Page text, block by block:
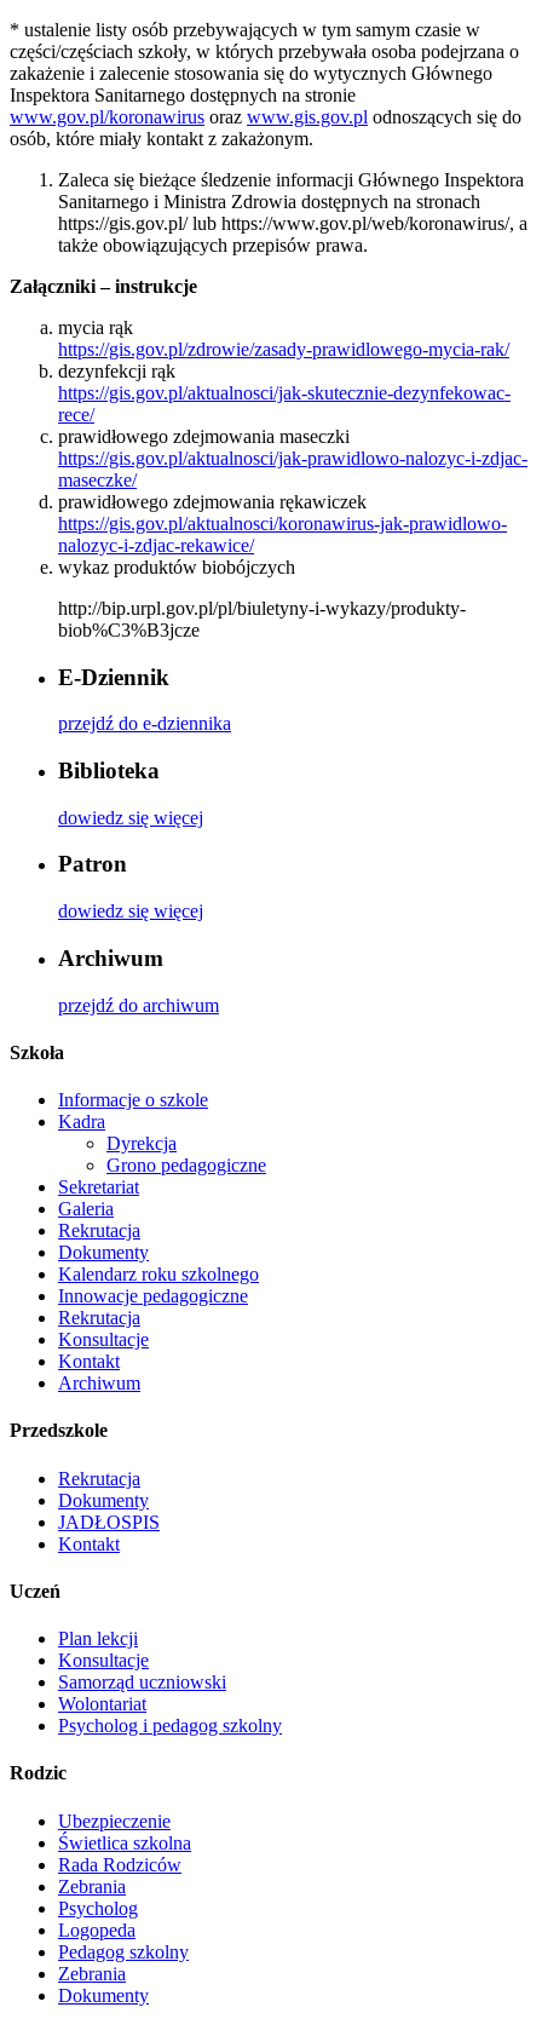
* ustalenie listy osób przebywających w tym samym czasie w
części/częściach szkoły, w których przebywała osoba podejrzana o
zakażenie i zalecenie stosowania się do wytycznych Głównego
Inspektora Sanitarnego dostępnych na stronie
www.gov.pl/koronawirus oraz www.gis.gov.pl odnoszących się do
osób, które miały kontakt z zakażonym.
Zaleca się bieżące śledzenie informacji Głównego Inspektora
Sanitarnego i Ministra Zdrowia dostępnych na stronach
https://gis.gov.pl/ lub https://www.gov.pl/web/koronawirus/, a
także obowiązujących przepisów prawa.
Załączniki – instrukcje
mycia rąk
https://gis.gov.pl/zdrowie/zasady-prawidlowego-mycia-rak/
dezynfekcji rąk
https://gis.gov.pl/aktualnosci/jak-skutecznie-dezynfekowac-
rece/
prawidłowego zdejmowania maseczki
https://gis.gov.pl/aktualnosci/jak-prawidlowo-nalozyc-i-zdjac-
maseczke/
prawidłowego zdejmowania rękawiczek
https://gis.gov.pl/aktualnosci/koronawirus-jak-prawidlowo-
nalozyc-i-zdjac-rekawice/
wykaz produktów biobójczych
http://bip.urpl.gov.pl/pl/biuletyny-i-wykazy/produkty-
biob%C3%B3jcze
E-Dziennik
przejdź do e-dziennika
Biblioteka
dowiedz się więcej
Patron
dowiedz się więcej
Archiwum
przejdź do archiwum
Szkoła
Informacje o szkole
Kadra
Dyrekcja
Grono pedagogiczne
Sekretariat
Galeria
Rekrutacja
Dokumenty
Kalendarz roku szkolnego
Innowacje pedagogiczne
Rekrutacja
Konsultacje
Kontakt
Archiwum
Przedszkole
Rekrutacja
Dokumenty
JADŁOSPIS
Kontakt
Uczeń
Plan lekcji
Konsultacje
Samorząd uczniowski
Wolontariat
Psycholog i pedagog szkolny
Rodzic
Ubezpieczenie
Świetlica szkolna
Rada Rodziców
Zebrania
Psycholog
Logopeda
Pedagog szkolny
Zebrania
Dokumenty